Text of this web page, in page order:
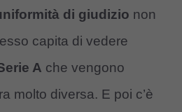
di giudizio non
capita di vedere
A che vengono
molto diversa. E poi c’è